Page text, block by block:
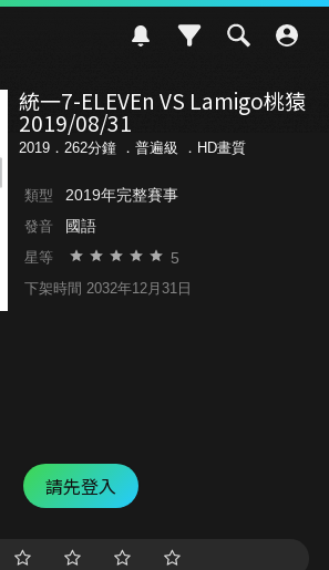
統一7-ELEVEn VS Lamigo桃猿
2019/08/31
2019．262分鐘 ． 普遍級 ．HD畫質
類型 2019年完整賽事
發音 國語
星等 5
下架時間 2032年12月31日
請先登入